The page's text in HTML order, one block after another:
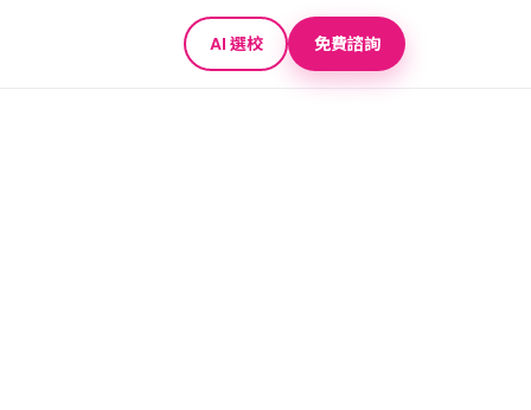
AI 選校 免費諮詢